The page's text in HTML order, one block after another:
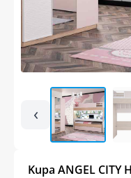
‹
Kupa ANGEL CITY